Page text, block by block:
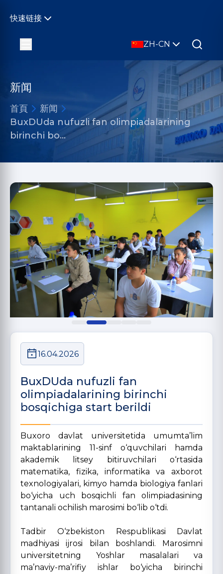
快速链接
ZH-CN
新闻
首頁
新闻
BuxDUda nufuzli fan olimpiadalarining
birinchi bo…
16.04.2026
BuxDUda nufuzli fan
olimpiadalarining birinchi
bosqichiga start berildi
Buxoro davlat universitetida umumta’lim
maktablarining 11-sinf o‘quvchilari hamda
akademik litsey bitiruvchilari o‘rtasida
matematika, fizika, informatika va axborot
texnologiyalari, kimyo hamda biologiya fanlari
bo‘yicha uch bosqichli fan olimpiadasining
tantanali ochilish marosimi bo‘lib o‘tdi.
Tadbir O‘zbekiston Respublikasi Davlat
madhiyasi ijrosi bilan boshlandi. Marosimni
universitetning Yoshlar masalalari va
ma’naviy-ma’rifiy ishlar bo‘yicha birinchi